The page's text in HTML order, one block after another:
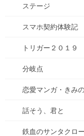
ステージ
スマホ契約体験記
トリガー２０１９
分岐点
恋愛マンガ・きみ
話そう、君と
鉄血のサンタクロ